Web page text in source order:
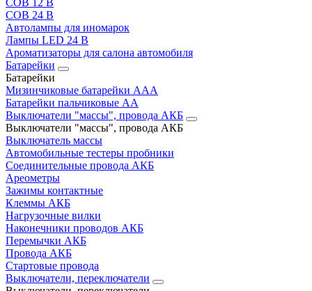
COB 12 В
COB 24 В
Автолампы для иномарок
Лампы LED 24 B
Ароматизаторы для салона автомобиля
Батарейки
Батарейки
Мизинчиковые батарейки AAA
Батарейки пальчиковые АА
Выключатели "массы", провода АКБ
Выключатели "массы", провода АКБ
Выключатель массы
Автомобильные тестеры пробники
Соединительные провода АКБ
Ареометры
Зажимы контактные
Клеммы АКБ
Нагрузочные вилки
Наконечники проводов АКБ
Перемычки АКБ
Провода АКБ
Стартовые провода
Выключатели, переключатели